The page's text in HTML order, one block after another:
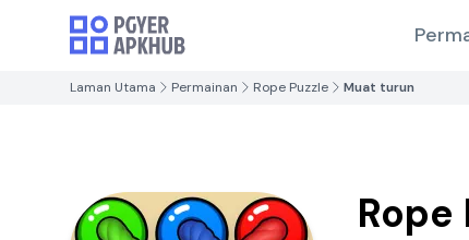
Laman Utama Permainan Rope Puzzle Muat turun
Rope